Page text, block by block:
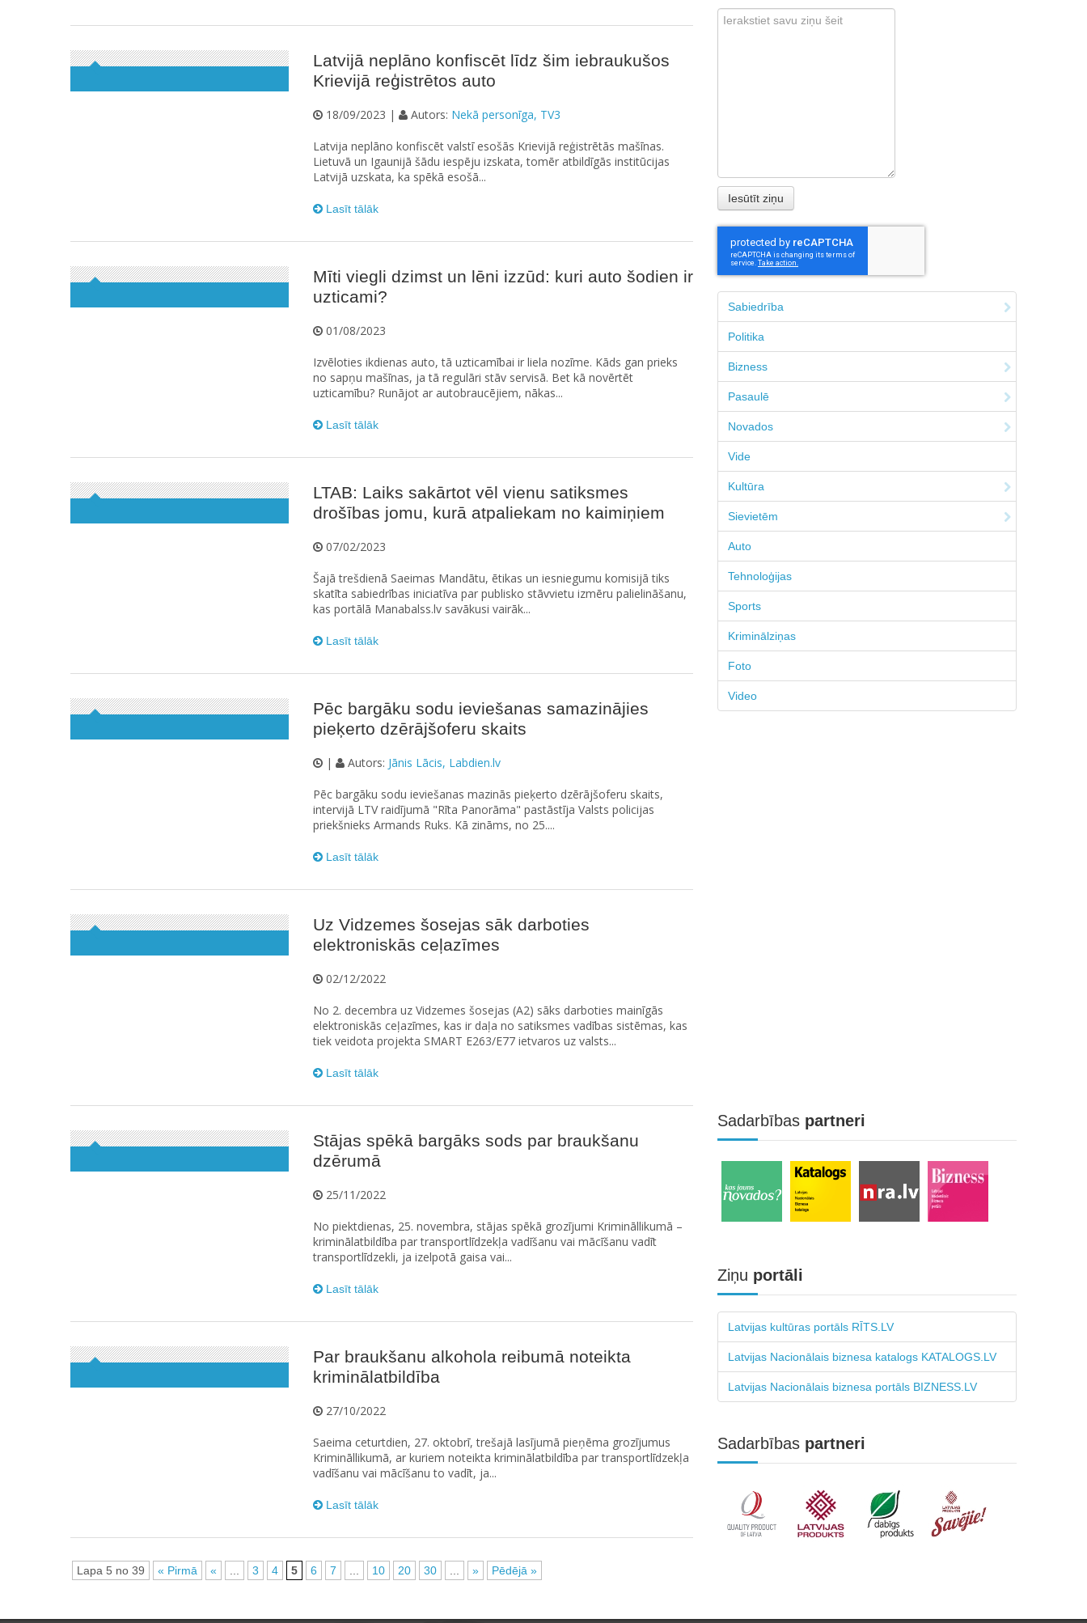
Latvijā neplāno konfiscēt līdz šim iebraukušos
Krievijā reģistrētos auto
18/09/2023 | Autors: Nekā personīga, TV3
Latvija neplāno konfiscēt valstī esošās Krievijā reģistrētās mašīnas.
Lietuvā un Igaunijā šādu iespēju izskata, tomēr atbildīgās institūcijas
Latvijā uzskata, ka spēkā esošā...
Lasīt tālāk
Mīti viegli dzimst un lēni izzūd: kuri auto šodien ir
uzticami?
01/08/2023
Izvēloties ikdienas auto, tā uzticamībai ir liela nozīme. Kāds gan prieks
no sapņu mašīnas, ja tā regulāri stāv servisā. Bet kā novērtēt
uzticamību? Runājot ar autobraucējiem, nākas...
Lasīt tālāk
LTAB: Laiks sakārtot vēl vienu satiksmes
drošības jomu, kurā atpaliekam no kaimiņiem
07/02/2023
Šajā trešdienā Saeimas Mandātu, ētikas un iesniegumu komisijā tiks
skatīta sabiedrības iniciatīva par publisko stāvvietu izmēru palielināšanu,
kas portālā Manabalss.lv savākusi vairāk...
Lasīt tālāk
Pēc bargāku sodu ieviešanas samazinājies
pieķerto dzērājšoferu skaits
| Autors: Jānis Lācis, Labdien.lv
Pēc bargāku sodu ieviešanas mazinās pieķerto dzērājšoferu skaits,
intervijā LTV raidījumā "Rīta Panorāma" pastāstīja Valsts policijas
priekšnieks Armands Ruks. Kā zināms, no 25....
Lasīt tālāk
Uz Vidzemes šosejas sāk darboties
elektroniskās ceļazīmes
02/12/2022
No 2. decembra uz Vidzemes šosejas (A2) sāks darboties mainīgās
elektroniskās ceļazīmes, kas ir daļa no satiksmes vadības sistēmas, kas
tiek veidota projekta SMART E263/E77 ietvaros uz valsts...
Lasīt tālāk
Stājas spēkā bargāks sods par braukšanu
dzērumā
25/11/2022
No piektdienas, 25. novembra, stājas spēkā grozījumi Krimināllikumā –
kriminālatbildība par transportlīdzekļa vadīšanu vai mācīšanu vadīt
transportlīdzekli, ja izelpotā gaisa vai...
Lasīt tālāk
Par braukšanu alkohola reibumā noteikta
kriminālatbildība
27/10/2022
Saeima ceturtdien, 27. oktobrī, trešajā lasījumā pieņēma grozījumus
Krimināllikumā, ar kuriem noteikta kriminālatbildība par transportlīdzekļa
vadīšanu vai mācīšanu to vadīt, ja...
Lasīt tālāk
Lapa 5 no 39 « Pirmā « 3 4 5 6 7 10 20 30 » Pēdējā »
Sabiedrība
Politika
Bizness
Pasaulē
Novados
Vide
Kultūra
Sievietēm
Auto
Tehnoloģijas
Sports
Kriminālziņas
Foto
Video
Sadarbības partneri
Ziņu portāli
Latvijas kultūras portāls RĪTS.LV
Latvijas Nacionālais biznesa katalogs KATALOGS.LV
Latvijas Nacionālais biznesa portāls BIZNESS.LV
Sadarbības partneri